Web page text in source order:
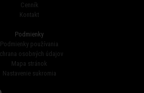
Cenník
Kontakt
Podmienky
Podmienky používania
osobných údajov
Mapa stránok
Nastavenie sukromia